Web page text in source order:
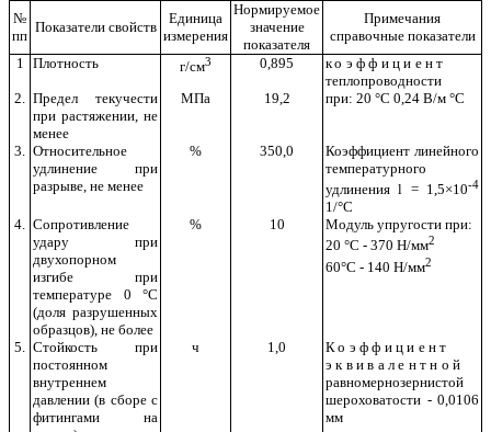
№
пп
Показатели свойств
Единица
измерения
Нормируемое
значение
показателя
Примечания
справочные показатели
1 Плотность г/см3 0,895
коэффициент
теплопроводности
2. Предел текучести
при растяжении, не
менее
МПа 19,2 при: 20 °С 0,24 В/м °С
3. Относительное
удлинение при
разрыве, не менее
% 350,0
Коэффициент линейного
температурного
удлиненияl = 1,5×10-4
1/°С
4. Сопротивление
удару при
двухопорном
изгибе при
температуре 0 °С
(доля разрушенных
образцов), не более
% 10
Модуль упругости при:
20 °С - 370 Н/мм2
60°С - 140 Н/мм2
5. Стойкость при
постоянном
внутреннем
давлении (в сборе с
фитингами на
ч 1,0
Коэффициент
эквивалентной
равномернозернистой
шероховатости - 0,0106
мм